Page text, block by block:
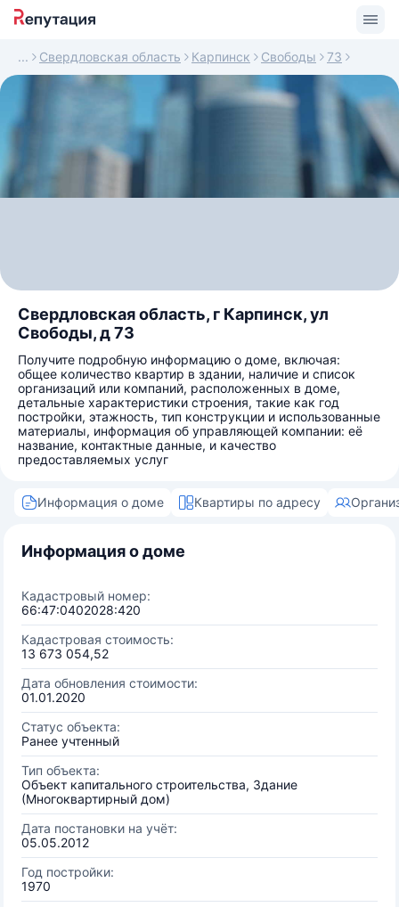
Свердловская область Карпинск Свободы 73
Свердловская область, г Карпинск, ул
Свободы, д 73
Получите подробную информацию о доме, включая:
общее количество квартир в здании, наличие и список
организаций или компаний, расположенных в доме,
детальные характеристики строения, такие как год
постройки, этажность, тип конструкции и использованные
материалы, информация об управляющей компании: её
название, контактные данные, и качество
предоставляемых услуг
Информация о доме Квартиры по адресу
Информация о доме
Кадастровый номер:
66:47:0402028:420
Кадастровая стоимость:
13 673 054,52
Дата обновления стоимости:
01.01.2020
Статус объекта:
Ранее учтенный
Тип объекта:
Объект капитального строительства, Здание
(Многоквартирный дом)
Дата постановки на учёт:
05.05.2012
Год постройки:
1970